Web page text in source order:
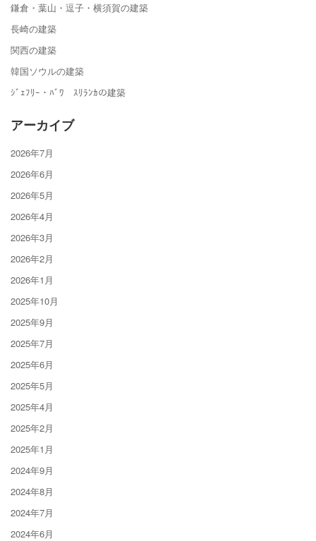
鎌倉・葉山・逗子・横須賀の建築
長崎の建築
関西の建築
韓国ソウルの建築
ｼﾞｪﾌﾘｰ・ﾊﾞﾜ ｽﾘﾗﾝｶの建築
アーカイブ
2026年7月
2026年6月
2026年5月
2026年4月
2026年3月
2026年2月
2026年1月
2025年10月
2025年9月
2025年7月
2025年6月
2025年5月
2025年4月
2025年2月
2025年1月
2024年9月
2024年8月
2024年7月
2024年6月